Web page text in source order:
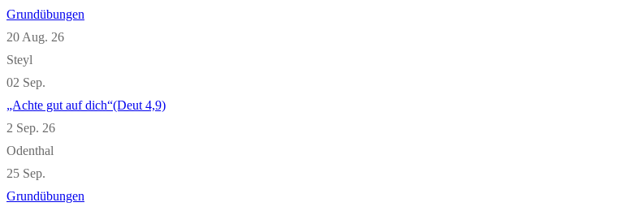
Grundübungen
20 Aug. 26
Steyl
02 Sep.
„Achte gut auf dich“(Deut 4,9)
2 Sep. 26
Odenthal
25 Sep.
Grundübungen